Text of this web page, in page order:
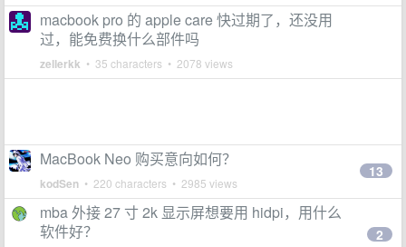
macbook pro 的 apple care 快过期了，还没用
过，能免费换什么部件吗
zellerkk • 35 characters • 2078 views
MacBook Neo 购买意向如何？
kodSen • 220 characters • 2985 views
13
mba 外接 27 寸 2k 显示屏想要用 hidpi，用什么
软件好？
2